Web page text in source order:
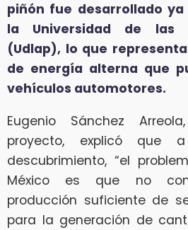
piñón fue desarrollado
la Universidad de las
(Udlap), lo que
de energía alterna que
vehículos automotores.
Eugenio Sánchez
proyecto, explicó que
descubrimiento, “el
México es que no
producción suficiente de
para la generación de